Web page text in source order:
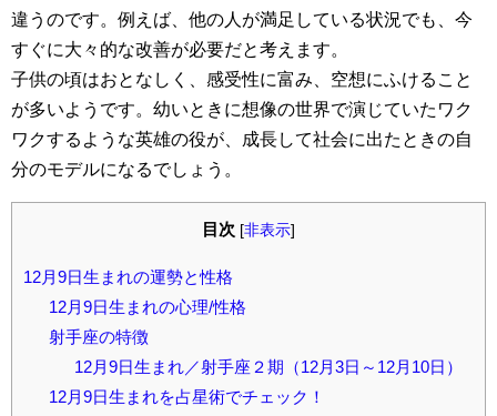
違うのです。例えば、他の人が満足している状況でも、今
すぐに大々的な改善が必要だと考えます。
子供の頃はおとなしく、感受性に富み、空想にふけること
が多いようです。幼いときに想像の世界で演じていたワク
ワクするような英雄の役が、成長して社会に出たときの自
分のモデルになるでしょう。
目次 [非表示]
12月9日生まれの運勢と性格
12月9日生まれの心理/性格
射手座の特徴
12月9日生まれ／射手座２期（12月3日～12月10日）
12月9日生まれを占星術でチェック！